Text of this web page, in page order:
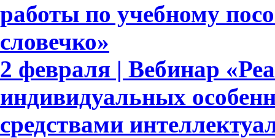
работы по учебному
словечко»
2 февраля | Вебинар
индивидуальных
средствами